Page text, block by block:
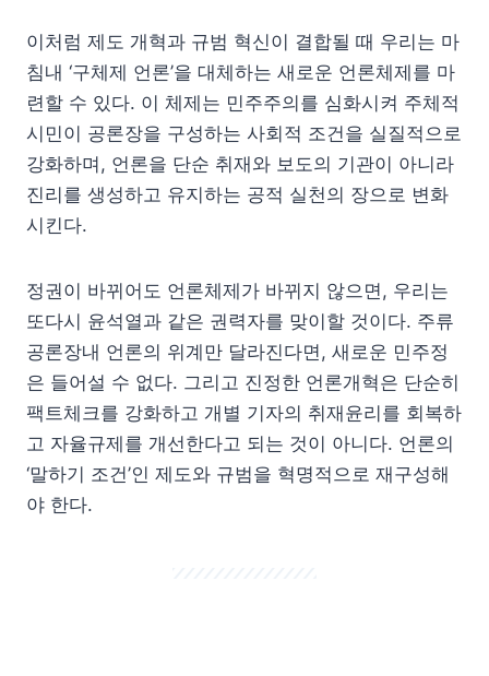
이처럼 제도 개혁과 규범 혁신이 결합될 때 우리는 마
침내 ‘구체제 언론’을 대체하는 새로운 언론체제를 마
련할 수 있다. 이 체제는 민주주의를 심화시켜 주체적
시민이 공론장을 구성하는 사회적 조건을 실질적으로
강화하며, 언론을 단순 취재와 보도의 기관이 아니라
진리를 생성하고 유지하는 공적 실천의 장으로 변화
시킨다.
정권이 바뀌어도 언론체제가 바뀌지 않으면, 우리는
또다시 윤석열과 같은 권력자를 맞이할 것이다. 주류
공론장내 언론의 위계만 달라진다면, 새로운 민주정
은 들어설 수 없다. 그리고 진정한 언론개혁은 단순히
팩트체크를 강화하고 개별 기자의 취재윤리를 회복하
고 자율규제를 개선한다고 되는 것이 아니다. 언론의
‘말하기 조건’인 제도와 규범을 혁명적으로 재구성해
야 한다.